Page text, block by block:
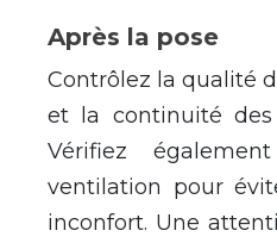
Après la pose
Contrôlez la qualité
et la continuité des
Vérifiez
ventilation pour
inconfort. Une